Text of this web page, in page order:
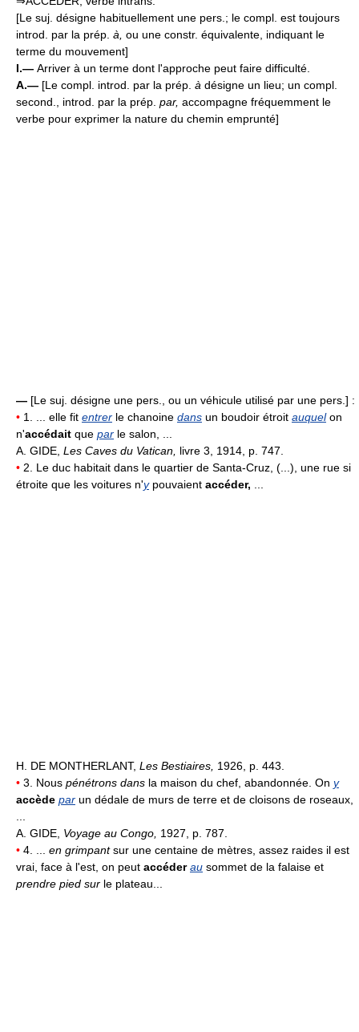
[Le suj. désigne habituellement une pers.; le compl. est toujours
introd. par la prép. à, ou une constr. équivalente, indiquant le
terme du mouvement]
I.— Arriver à un terme dont l'approche peut faire difficulté.
A.— [Le compl. introd. par la prép. à désigne un lieu; un compl.
second., introd. par la prép. par, accompagne fréquemment le
verbe pour exprimer la nature du chemin emprunté]
— [Le suj. désigne une pers., ou un véhicule utilisé par une pers.] :
• 1. ... elle fit entrer le chanoine dans un boudoir étroit auquelon
n'accédait que par le salon, ...
A. GIDE, Les Caves du Vatican, livre 3, 1914, p. 747.
• 2. Le duc habitait dans le quartier de Santa-Cruz, (...), une rue si
étroite que les voitures n'ypouvaient accéder, ...
H. DE MONTHERLANT, Les Bestiaires, 1926, p. 443.
• 3. Nous pénétrons dans la maison du chef, abandonnée. On y
accède par un dédale de murs de terre et de cloisons de roseaux,
...
A. GIDE, Voyage au Congo, 1927, p. 787.
• 4. ... en grimpantsur une centaine de mètres, assez raides il est
vrai, face à l'est, on peut accéderau sommet de la falaise et
prendre pied sur le plateau...